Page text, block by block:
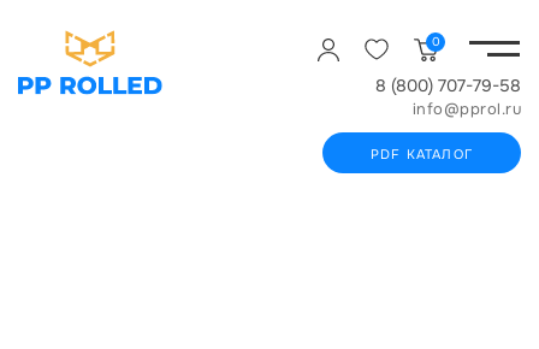
0
8 (800) 707-79-58
info@pprol.ru
PDF КАТАЛОГ